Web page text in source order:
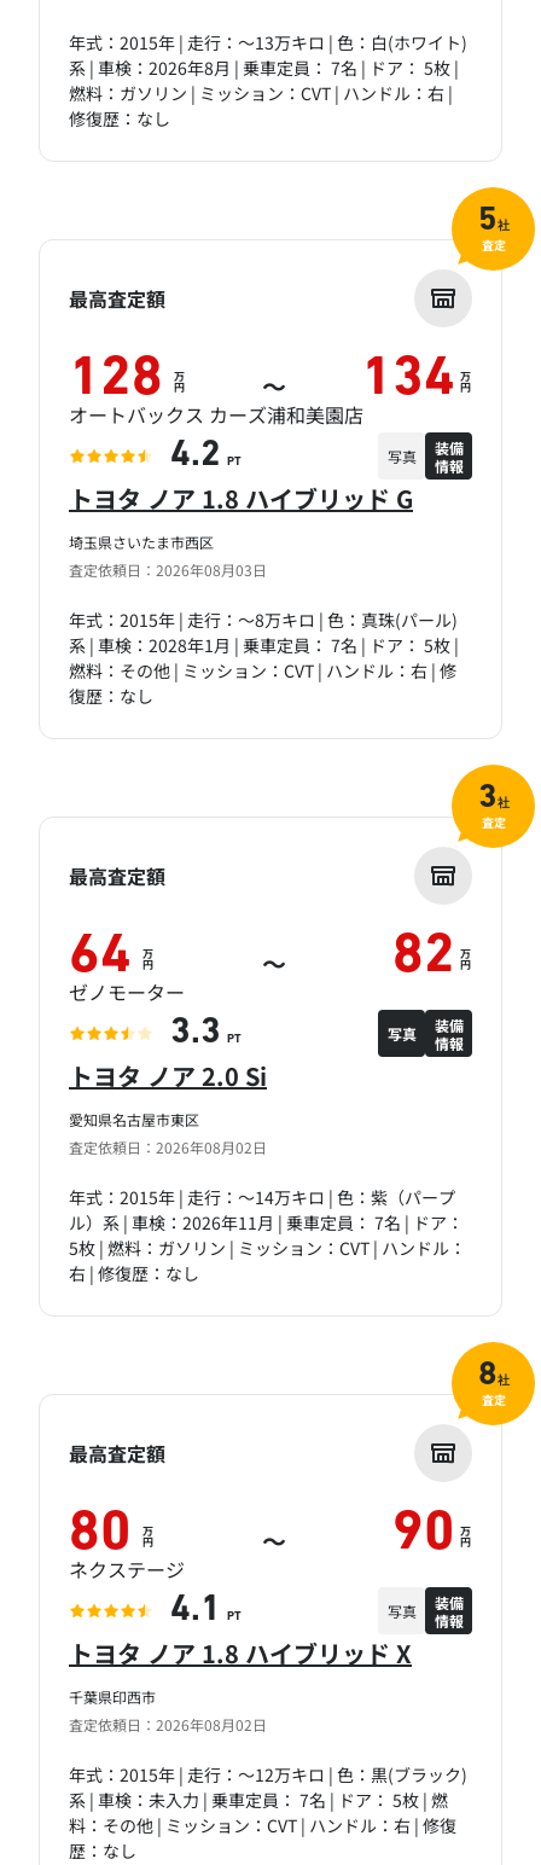
年式：2015年 | 走行：～13万キロ | 色：白(ホワイト)
系 | 車検：2026年8月 | 乗車定員： 7名 | ドア： 5枚 |
燃料：ガソリン | ミッション：CVT | ハンドル：右 |
修復歴：なし
埼玉県さいたま市西区
査定依頼日：2026年08月03日
トヨタ ノア 1.8 ハイブリッド G
年式：2015年 | 走行：～8万キロ | 色：真珠(パール)
系 | 車検：2028年1月 | 乗車定員： 7名 | ドア： 5枚 |
燃料：その他 | ミッション：CVT | ハンドル：右 | 修
復歴：なし
最高査定額
128 万
円 ～ 134 万
円
オートバックス カーズ浦和美園店
4.2 PT 写真
装備
情報
5社
査定
愛知県名古屋市東区
査定依頼日：2026年08月02日
トヨタ ノア 2.0 Si
年式：2015年 | 走行：～14万キロ | 色：紫（パープ
ル）系 | 車検：2026年11月 | 乗車定員： 7名 | ドア：
5枚 | 燃料：ガソリン | ミッション：CVT | ハンドル：
右 | 修復歴：なし
最高査定額
64 万
円 ～ 82 万
円
ゼノモーター
3.3 PT 写真
装備
情報
3社
査定
千葉県印西市
査定依頼日：2026年08月02日
トヨタ ノア 1.8 ハイブリッド X
年式：2015年 | 走行：～12万キロ | 色：黒(ブラック)
系 | 車検：未入力 | 乗車定員： 7名 | ドア： 5枚 | 燃
料：その他 | ミッション：CVT | ハンドル：右 | 修復
歴：なし
最高査定額
80 万
円 ～ 90 万
円
ネクステージ
4.1 PT 写真
装備
情報
8社
査定